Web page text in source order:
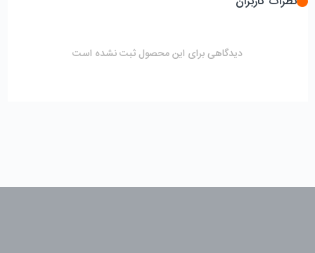
دیدگاهی برای این محصول ثبت نشده است